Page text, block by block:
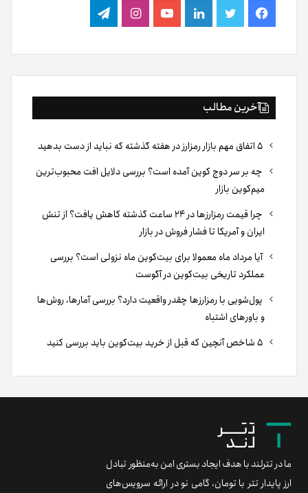
فیس
بوک
توییتر لینکدینیوتیوباینستاگرام
تلگرام
آخرین مطالب
چه بر سر دوج کوین آمده است؟ بررسی دلایل افت محبوب‌ترین
میم‌کوین بازار
چرا قیمت رمزارزها در ۲۴ ساعت گذشته کاهش یافت؟ از تنش
ایران و آمریکا تا فشار فروش در بازار
آیا مرداد ماه معمولا برای بیت‌کوین ماه نزولی است؟ بررسی
عملکرد تاریخی بیت‌کوین در آگوست
پول‌شویی با رمزارزها چقدر واقعیت دارد؟ بررسی آمارها، روش‌ها
و باورهای اشتباه
ما در تترلند با هدف ایجاد بستری امن به‌منظور تبادل
ارز پایدار تتر با تومان، گامی نو در ارائه سرویس‌های